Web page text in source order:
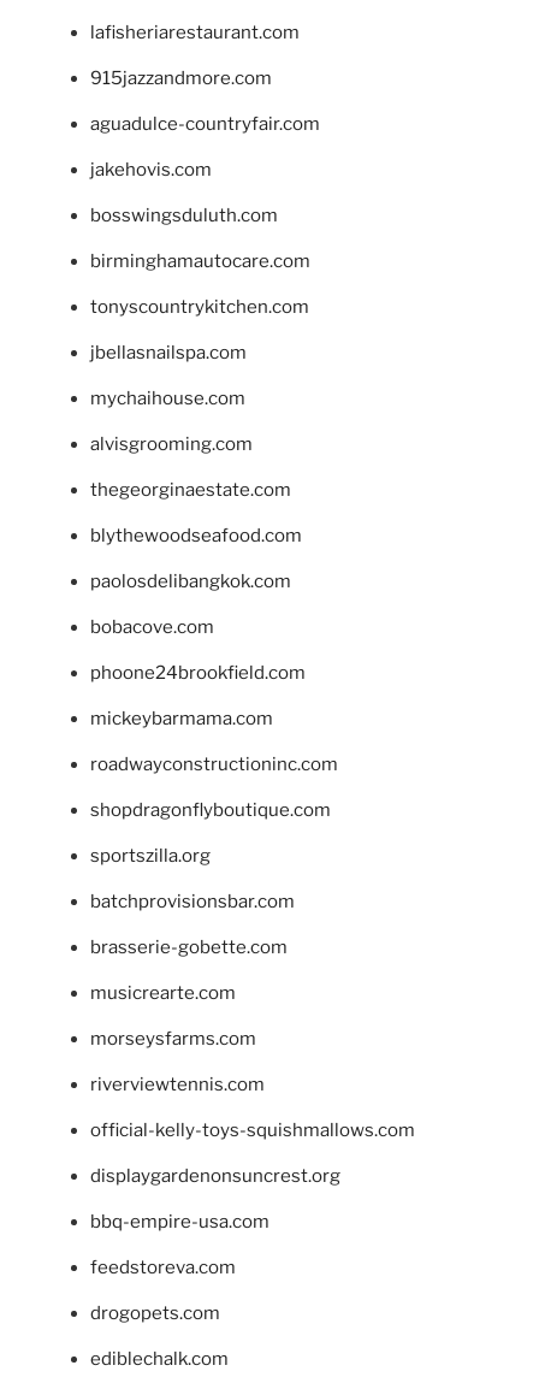
lafisheriarestaurant.com
915jazzandmore.com
aguadulce-countryfair.com
jakehovis.com
bosswingsduluth.com
birminghamautocare.com
tonyscountrykitchen.com
jbellasnailspa.com
mychaihouse.com
alvisgrooming.com
thegeorginaestate.com
blythewoodseafood.com
paolosdelibangkok.com
bobacove.com
phoone24brookfield.com
mickeybarmama.com
roadwayconstructioninc.com
shopdragonflyboutique.com
sportszilla.org
batchprovisionsbar.com
brasserie-gobette.com
musicrearte.com
morseysfarms.com
riverviewtennis.com
official-kelly-toys-squishmallows.com
displaygardenonsuncrest.org
bbq-empire-usa.com
feedstoreva.com
drogopets.com
ediblechalk.com